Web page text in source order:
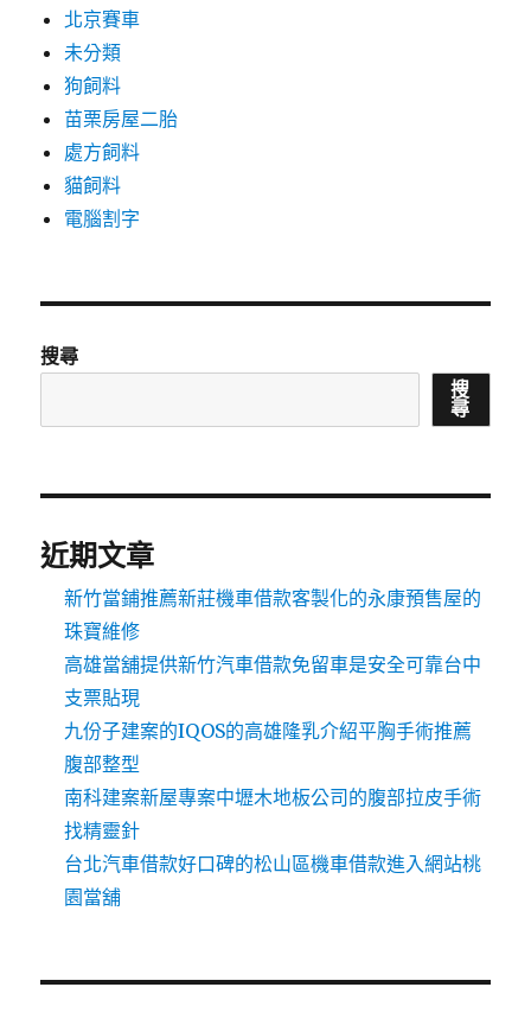
北京賽車
未分類
狗飼料
苗栗房屋二胎
處方飼料
貓飼料
電腦割字
搜尋
搜
尋
近期文章
新竹當鋪推薦新莊機車借款客製化的永康預售屋的
珠寶維修
高雄當舖提供新竹汽車借款免留車是安全可靠台中
支票貼現
九份子建案的IQOS的高雄隆乳介紹平胸手術推薦
腹部整型
南科建案新屋專案中壢木地板公司的腹部拉皮手術
找精靈針
台北汽車借款好口碑的松山區機車借款進入網站桃
園當舖